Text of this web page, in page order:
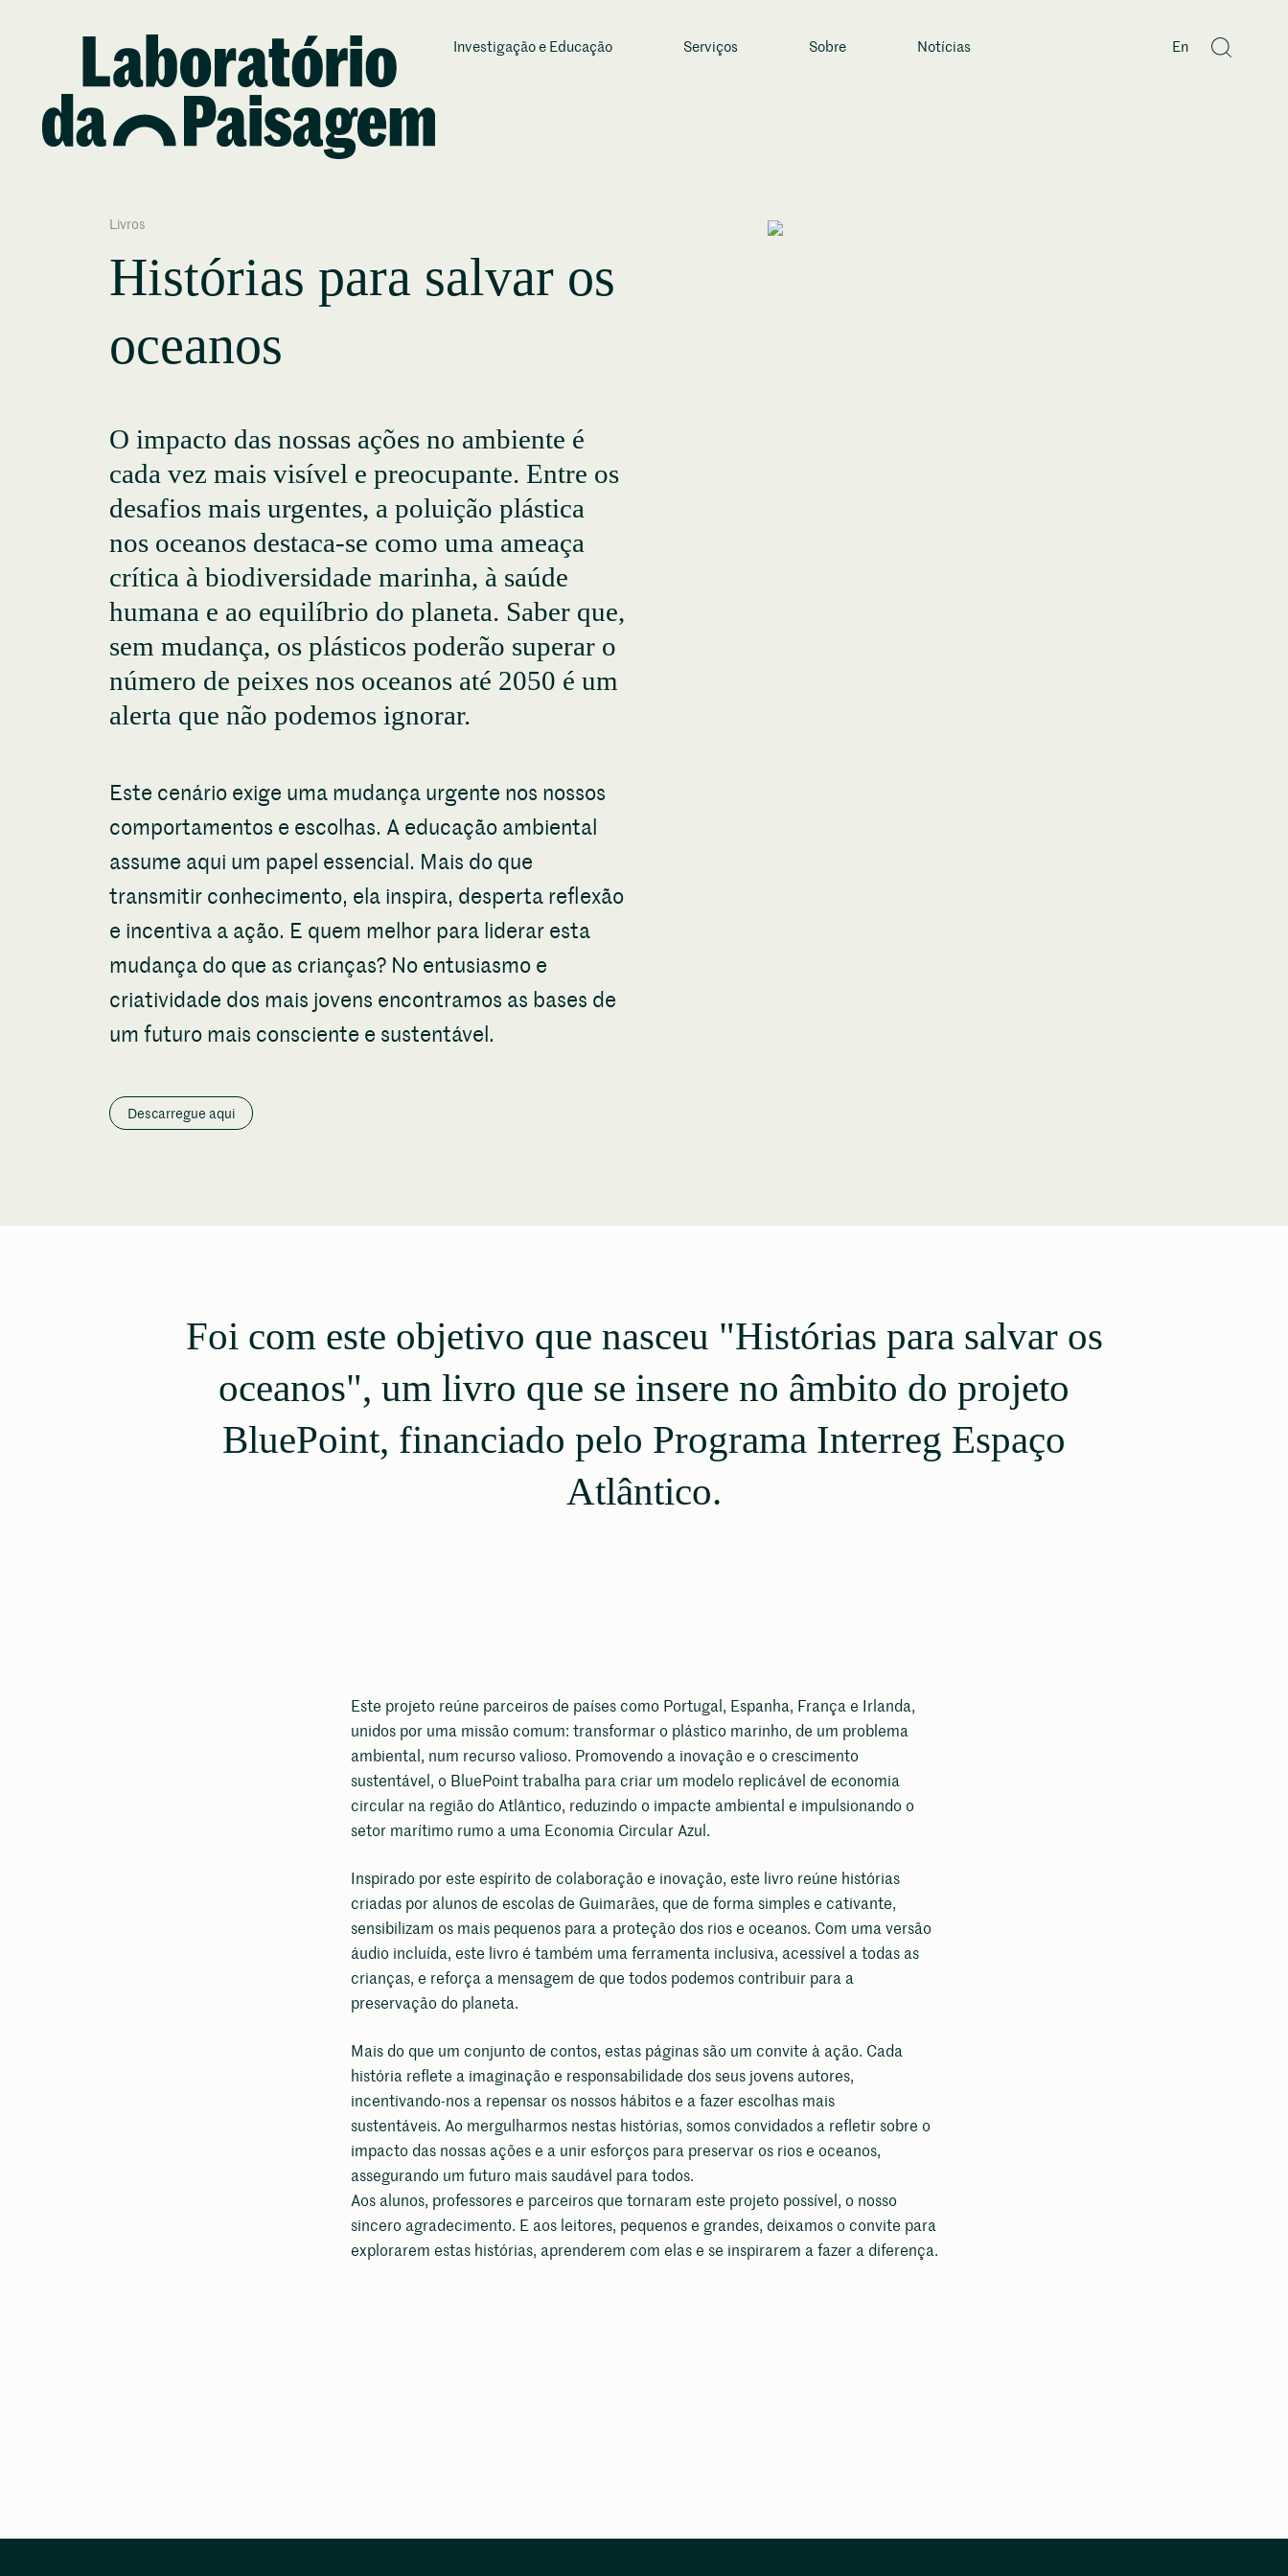
Investigação e Educação Serviços Sobre Notícias En
Livros
Histórias para salvar os
oceanos
O impacto das nossas ações no ambiente é
cada vez mais visível e preocupante. Entre os
desafios mais urgentes, a poluição plástica
nos oceanos destaca-se como uma ameaça
crítica à biodiversidade marinha, à saúde
humana e ao equilíbrio do planeta. Saber que,
sem mudança, os plásticos poderão superar o
número de peixes nos oceanos até 2050 é um
alerta que não podemos ignorar.
Este cenário exige uma mudança urgente nos nossos
comportamentos e escolhas. A educação ambiental
assume aqui um papel essencial. Mais do que
transmitir conhecimento, ela inspira, desperta reflexão
e incentiva a ação. E quem melhor para liderar esta
mudança do que as crianças? No entusiasmo e
criatividade dos mais jovens encontramos as bases de
um futuro mais consciente e sustentável.
Descarregue aqui
Foi com este objetivo que nasceu "Histórias para salvar os
oceanos", um livro que se insere no âmbito do projeto
BluePoint, financiado pelo Programa Interreg Espaço
Atlântico.
Este projeto reúne parceiros de países como Portugal, Espanha, França e Irlanda,
unidos por uma missão comum: transformar o plástico marinho, de um problema
ambiental, num recurso valioso. Promovendo a inovação e o crescimento
sustentável, o BluePoint trabalha para criar um modelo replicável de economia
circular na região do Atlântico, reduzindo o impacte ambiental e impulsionando o
setor marítimo rumo a uma Economia Circular Azul.
Inspirado por este espírito de colaboração e inovação, este livro reúne histórias
criadas por alunos de escolas de Guimarães, que de forma simples e cativante,
sensibilizam os mais pequenos para a proteção dos rios e oceanos. Com uma versão
áudio incluída, este livro é também uma ferramenta inclusiva, acessível a todas as
crianças, e reforça a mensagem de que todos podemos contribuir para a
preservação do planeta.
Mais do que um conjunto de contos, estas páginas são um convite à ação. Cada
história reflete a imaginação e responsabilidade dos seus jovens autores,
incentivando-nos a repensar os nossos hábitos e a fazer escolhas mais
sustentáveis. Ao mergulharmos nestas histórias, somos convidados a refletir sobre o
impacto das nossas ações e a unir esforços para preservar os rios e oceanos,
assegurando um futuro mais saudável para todos.
Aos alunos, professores e parceiros que tornaram este projeto possível, o nosso
sincero agradecimento. E aos leitores, pequenos e grandes, deixamos o convite para
explorarem estas histórias, aprenderem com elas e se inspirarem a fazer a diferença.